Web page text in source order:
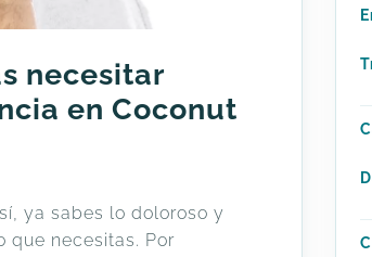
necesitar
en Coconut
ya sabes lo doloroso y
que necesitas. Por